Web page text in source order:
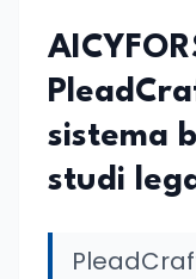
sistema
studi